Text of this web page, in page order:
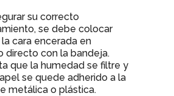
su correcto
se debe colocar
cara encerada en
directo con la bandeja.
que la humedad se filtre y
se quede adherido a la
metálica o plástica.